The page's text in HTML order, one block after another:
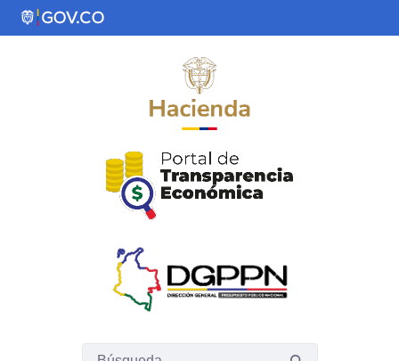
Saltar al contenido principal